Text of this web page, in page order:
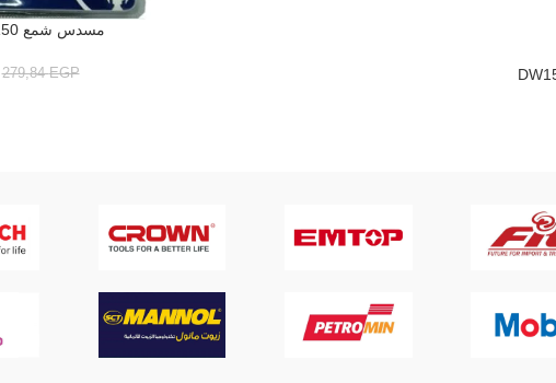
إضافة إلى السلة
مسدس شمع 150 وات DW12150
279,84EGP